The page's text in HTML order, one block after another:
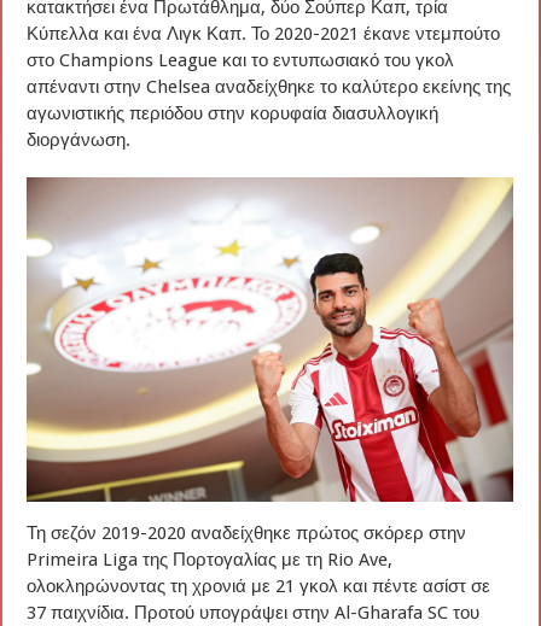
κατακτήσει ένα Πρωτάθλημα, δύο Σούπερ Καπ, τρία
Κύπελλα και ένα Λιγκ Καπ. Το 2020-2021 έκανε ντεμπούτο
στο Champions League και το εντυπωσιακό του γκολ
απέναντι στην Chelsea αναδείχθηκε το καλύτερο εκείνης της
αγωνιστικής περιόδου στην κορυφαία διασυλλογική
διοργάνωση.
Τη σεζόν 2019-2020 αναδείχθηκε πρώτος σκόρερ στην
Primeira Liga της Πορτογαλίας με τη Rio Ave,
ολοκληρώνοντας τη χρονιά με 21 γκολ και πέντε ασίστ σε
37 παιχνίδια. Προτού υπογράψει στην Al-Gharafa SC του